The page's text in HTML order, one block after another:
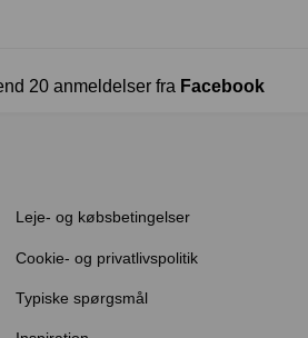
20 anmeldelser fra Facebook
Leje- og købsbetingelser
Cookie- og privatlivspolitik
Typiske spørgsmål